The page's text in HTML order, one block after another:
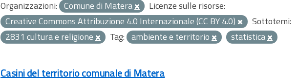
Organizzazioni: Comune di Matera
Licenze sulle risorse:
Creative Commons Attribuzione 4.0 Internazionale (CC BY 4.0)
Sottotemi:
2831 cultura e religione
Tag: ambiente e territorio statistica
Casini del territorio comunale di Matera